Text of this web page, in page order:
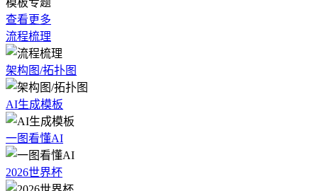
模板专题
查看更多
流程梳理
架构图/拓扑图
AI生成模板
一图看懂AI
2026世界杯